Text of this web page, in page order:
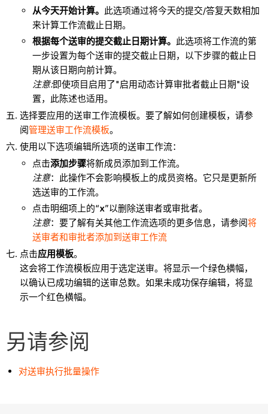
从今天开始计算。 此选项通过将今天的提交/答复天数相加
来计算工作流截止日期。
根据每个送审的提交截止日期计算。 此选项将工作流的第
一步设置为每个送审的提交截止日期，以下步骤的截止日
期从该日期向前计算。
注意:即使项目启用了"启用动态计算审批者截止日期"设
置，此陈述也适用。
选择要应用的送审工作流模板。要了解如何创建模板，请参
阅管理送审工作流模板。
使用以下选项编辑所选项的送审工作流：
点击添加步骤将新成员添加到工作流。
注意：此操作不会影响模板上的成员资格。它只是更新所
选送审的工作流。
点击明细项上的“x”以删除送审者或审批者。
注意：要了解有关其他工作流选项的更多信息，请参阅将
送审者和审批者添加到送审工作流
点击应用模板。
这会将工作流模板应用于选定送审。将显示一个绿色横幅，
以确认已成功编辑的送审总数。如果未成功保存编辑，将显
示一个红色横幅。
另请参阅
对送审执行批量操作